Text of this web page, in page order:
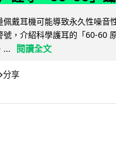
佩戴耳機可能導致永久性噪音
號，介紹科學護耳的「60-60
...
閱讀全文
分享